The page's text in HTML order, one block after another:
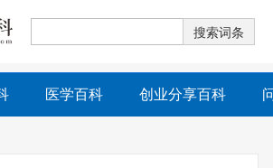
医学百科 创业分享百科